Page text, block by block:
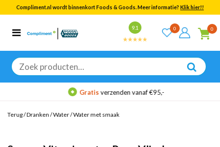
Compliment.nl wordt binnenkort Foods & Goods. Meer informatie? Klik hier!!
9.1 0 0
Zoeken
naar:
Categorieën
Bekijk alle resultaten
Gratisverzenden vanaf €95,-
Terug/Dranken /Water/Water met smaak